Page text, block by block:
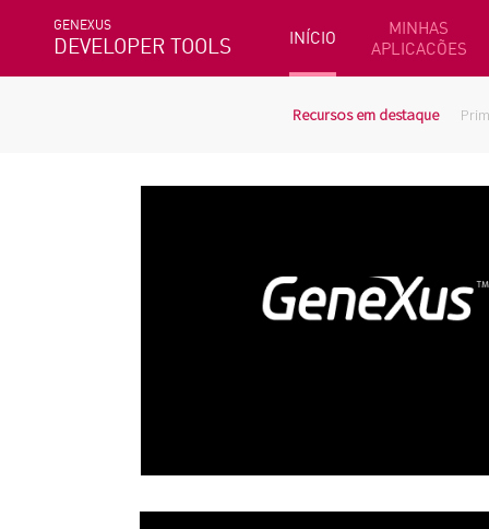
GENEXUS
DEVELOPER TOOLS INÍCIO
MINHAS
APLICACÕES
Recursos em destaque